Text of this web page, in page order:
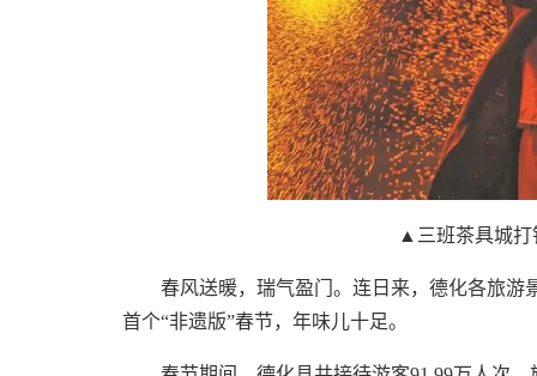
▲三班茶具城打
春风送暖，瑞气盈门。连日来，德化各旅游
首个“非遗版”春节，年味儿十足。